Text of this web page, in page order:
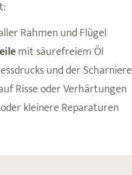
Rahmen und Flügel
mit säurefreiem Öl
und der Scharniere
Risse oder Verhärtungen
oder kleinere Reparaturen